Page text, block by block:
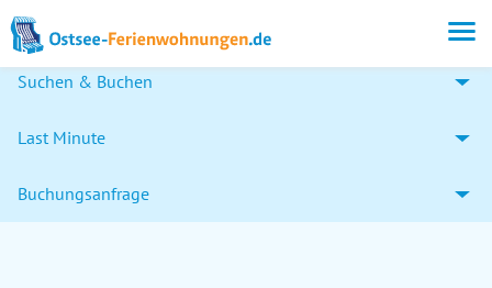
Suchen & Buchen
Last Minute
Buchungsanfrage